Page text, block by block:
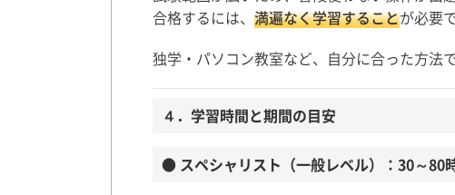
合格するには、 満遍なく学習することが必要
独学・パソコン教室など、自分に合った方法
４．学習時間と期間の目安
● スペシャリスト（一般レベル）：30～80